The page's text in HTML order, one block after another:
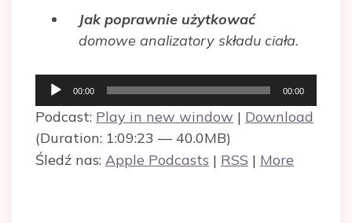
Jak poprawnie użytkować
domowe analizatory składu ciała.
Odtwarzacz
plików
dźwiękowych
00:00 00:00
Podcast: Play in new window | Download
(Duration: 1:09:23 — 40.0MB)
Śledź nas: Apple Podcasts | RSS | More